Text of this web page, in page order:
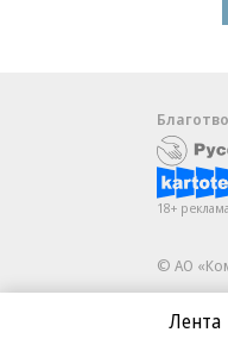
Лента
18+ реклама
© АО
Сетевое